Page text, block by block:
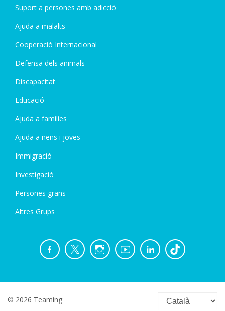
Suport a persones amb adicció
Ajuda a malalts
Cooperació Internacional
Defensa dels animals
Discapacitat
Educació
Ajuda a families
Ajuda a nens i joves
Immigració
Investigació
Persones grans
Altres Grups
© 2026 Teaming